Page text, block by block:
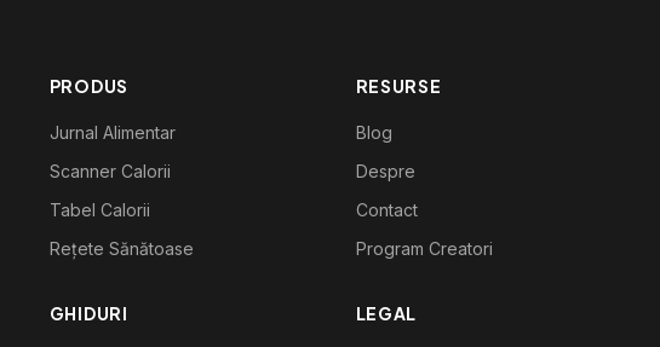
PRODUS
Jurnal Alimentar
Scanner Calorii
Tabel Calorii
Rețete Sănătoase
GHIDURI
RESURSE
Blog
Despre
Contact
Program Creatori
LEGAL